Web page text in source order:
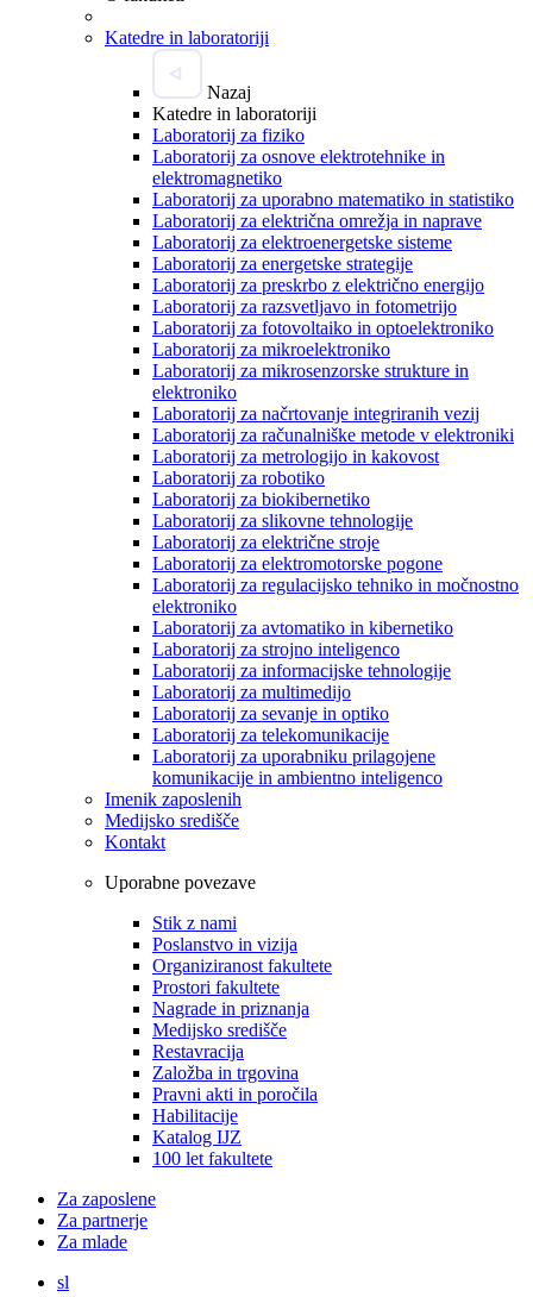
Katedre in laboratoriji
Nazaj
Katedre in laboratoriji
Laboratorij za fiziko
Laboratorij za osnove elektrotehnike in
elektromagnetiko
Laboratorij za uporabno matematiko in statistiko
Laboratorij za električna omrežja in naprave
Laboratorij za elektroenergetske sisteme
Laboratorij za energetske strategije
Laboratorij za preskrbo z električno energijo
Laboratorij za razsvetljavo in fotometrijo
Laboratorij za fotovoltaiko in optoelektroniko
Laboratorij za mikroelektroniko
Laboratorij za mikrosenzorske strukture in
elektroniko
Laboratorij za načrtovanje integriranih vezij
Laboratorij za računalniške metode v elektroniki
Laboratorij za metrologijo in kakovost
Laboratorij za robotiko
Laboratorij za biokibernetiko
Laboratorij za slikovne tehnologije
Laboratorij za električne stroje
Laboratorij za elektromotorske pogone
Laboratorij za regulacijsko tehniko in močnostno
elektroniko
Laboratorij za avtomatiko in kibernetiko
Laboratorij za strojno inteligenco
Laboratorij za informacijske tehnologije
Laboratorij za multimedijo
Laboratorij za sevanje in optiko
Laboratorij za telekomunikacije
Laboratorij za uporabniku prilagojene
komunikacije in ambientno inteligenco
Imenik zaposlenih
Medijsko središče
Kontakt
Uporabne povezave
Stik z nami
Poslanstvo in vizija
Organiziranost fakultete
Prostori fakultete
Nagrade in priznanja
Medijsko središče
Restavracija
Založba in trgovina
Pravni akti in poročila
Habilitacije
Katalog IJZ
100 let fakultete
Za zaposlene
Za partnerje
Za mlade
sl